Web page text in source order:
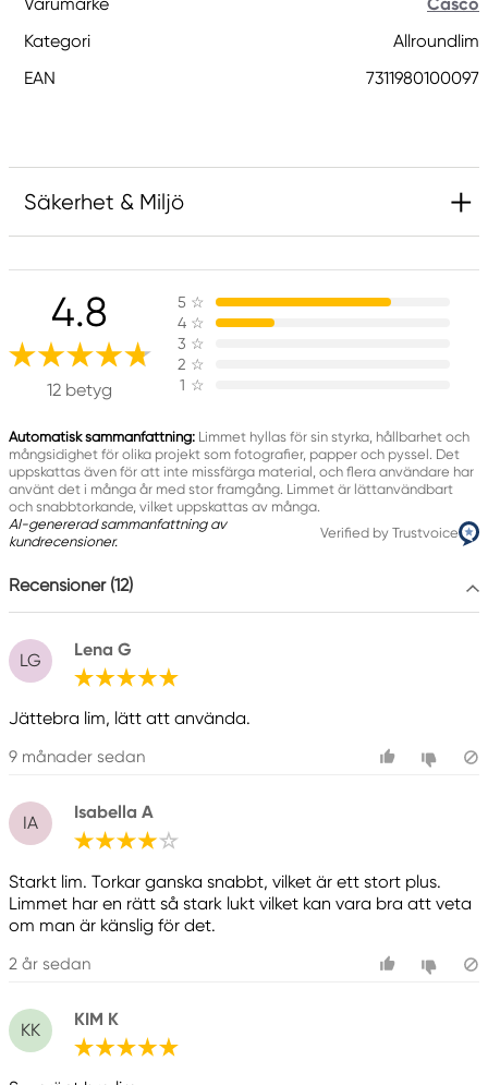
Kategori
Allroundlim
EAN
7311980100097
Säkerhet & Miljö
Mycket brandfarlig vätska och ånga.
Orsakar allvarlig ögonirritation.
Får inte utsättas för värme, heta ytor, gnistor,
öppen låga eller andra antändningskällor.
Rökning förbjuden.
Förvaras oåtkomligt för barn.
måste söka läkarvård.
Behållaren ska vara väl tillsluten.
Produktmärkning
Fara
Ansvarig EU
Casco
Domnarvsgatan 15
info@se.sika.com
+46 (0)8 621 89 00
4.8
12 betyg
5 ☆
4 ☆
3 ☆
2 ☆
1 ☆
Automatisk sammanfattning: Limmet hyllas för sin styrka, hållbarhet och
mångsidighet för olika projekt som fotografier, papper och pyssel. Det
uppskattas även för att inte missfärga material, och flera användare har
använt det i många år med stor framgång. Limmet är lättanvändbart
och snabbtorkande, vilket uppskattas av många.
AI-genererad sammanfattning av
kundrecensioner.
Verified by Trustvoice
Recensioner (12)
LG
Lena G
Jättebra lim, lätt att använda.
9 månader sedan
IA
Isabella A
Starkt lim. Torkar ganska snabbt, vilket är ett stort plus.
Limmet har en rätt så stark lukt vilket kan vara bra att veta
om man är känslig för det.
2 år sedan
KK
KIM K